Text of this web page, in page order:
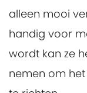
alleen mooi
handig voor
wordt kan ze
nemen om